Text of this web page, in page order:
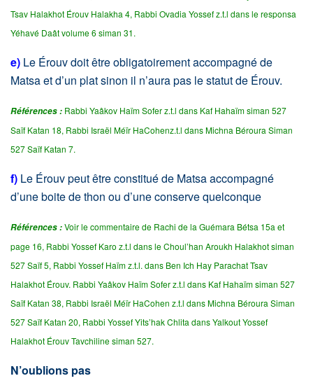
Tsav Halakhot Érouv Halakha 4, Rabbi Ovadia Yossef z.t.l dans le responsa
Yéhavé Daât volume 6 siman 31.
e) Le Érouv doit être obligatoirement accompagné de
Matsa et d’un plat sinon il n’aura pas le statut de Érouv.
Références : Rabbi Yaâkov Haïm Sofer z.t.l dans Kaf Hahaïm siman 527
Saïf Katan 18, Rabbi Israël Méïr HaCohenz.t.l dans Michna Béroura Siman
527 Saïf Katan 7.
f) Le Érouv peut être constitué de Matsa accompagné
d’une boite de thon ou d’une conserve quelconque
Références :Voir le commentaire de Rachi de la Guémara Bétsa 15a et
page 16, Rabbi Yossef Karo z.t.l dans le Choul’han Aroukh Halakhot siman
527 Saïf 5, Rabbi Yossef Haïm z.t.l. dans Ben Ich Hay Parachat Tsav
Halakhot Érouv. Rabbi Yaâkov Haïm Sofer z.t.l dans Kaf Hahaïm siman 527
Saïf Katan 38, Rabbi Israël Méïr HaCohen z.t.l dans Michna Béroura Siman
527 Saïf Katan 20, Rabbi Yossef Yits’hak Chlita dans Yalkout Yossef
Halakhot Érouv Tavchiline siman 527.
N’oublions pas